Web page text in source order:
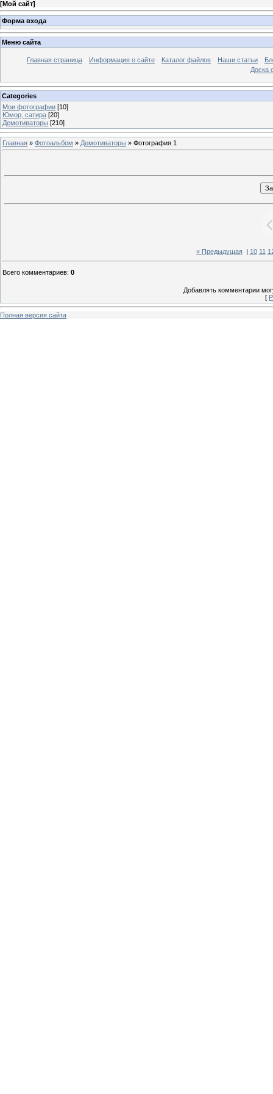
[Мой сайт]
Форма входа
Меню сайта
Главная страница Информация о сайте Каталог файлов Наши статьи
Доска
Categories
Мои фотографии [10]
Юмор, сатира [20]
Демотиваторы [210]
Главная » Фотоальбом » Демотиваторы » Фотография 1
« Предыдущая| 10 11
Всего комментариев: 0
Добавлять комментарии
[
Полная версия сайта